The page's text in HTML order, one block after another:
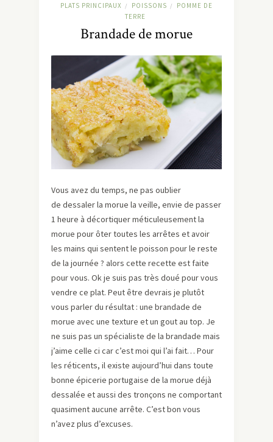
PLATS PRINCIPAUX / POISSONS /
POMME DE
TERRE
Brandade de morue
Vous avez du temps, ne pas oublier
de dessaler la morue la veille, envie de passer
1 heure à décortiquer méticuleusement la
morue pour ôter toutes les arrêtes et avoir
les mains qui sentent le poisson pour le reste
de la journée ? alors cette recette est faite
pour vous. Ok je suis pas très doué pour vous
vendre ce plat. Peut être devrais je plutôt
vous parler du résultat : une brandade de
morue avec une texture et un gout au top. Je
ne suis pas un spécialiste de la brandade mais
j’aime celle ci car c’est moi qui l’ai fait… Pour
les réticents, il existe aujourd’hui dans toute
bonne épicerie portugaise de la morue déjà
dessalée et aussi des tronçons ne comportant
quasiment aucune arrête. C’est bon vous
n’avez plus d’excuses.